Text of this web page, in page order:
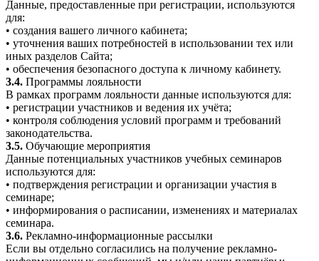
Данные, предоставленные при регистрации, используются
для:
• создания вашего личного кабинета;
• уточнения ваших потребностей в использовании тех или
иных разделов Сайта;
• обеспечения безопасного доступа к личному кабинету.
3.4. Программы лояльности
В рамках программ лояльности данные используются для:
• регистрации участников и ведения их учёта;
• контроля соблюдения условий программ и требований
законодательства.
3.5. Обучающие мероприятия
Данные потенциальных участников учебных семинаров
используются для:
• подтверждения регистрации и организации участия в
семинаре;
• информирования о расписании, изменениях и материалах
семинара.
3.6. Рекламно-информационные рассылки
Если вы отдельно согласились на получение рекламно-